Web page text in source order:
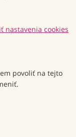
nastavenia cookies
povoliť na tejto